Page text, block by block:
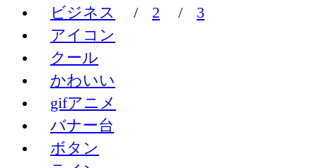
ビジネス
/ 2 /
3
アイコン
クール
かわいい
gifアニメ
バナー台
ボタン